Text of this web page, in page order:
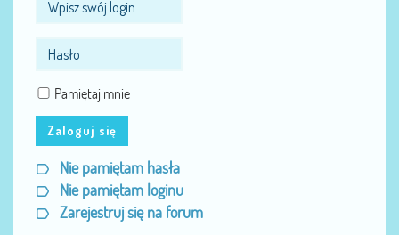
Pamiętaj mnie
Zaloguj się
Nie pamiętam hasła
Nie pamiętam loginu
Zarejestruj się na forum